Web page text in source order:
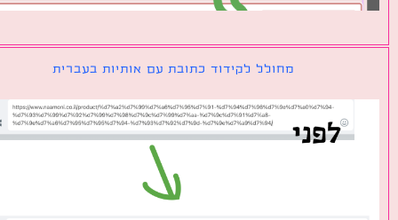
מחולל לקידוד כתובת עם אותיות בעברית